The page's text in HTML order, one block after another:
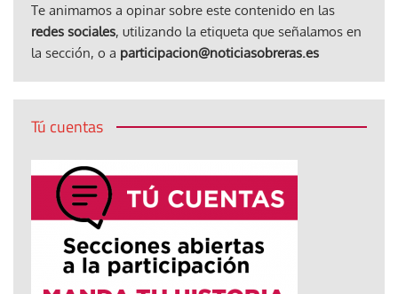
Te animamos a opinar sobre este contenido en las
redes sociales, utilizando la etiqueta que señalamos en
la sección, o a participacion@noticiasobreras.es
Tú cuentas